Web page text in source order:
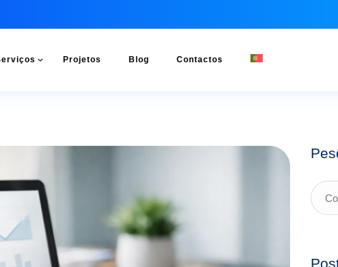
Projetos Blog Contactos